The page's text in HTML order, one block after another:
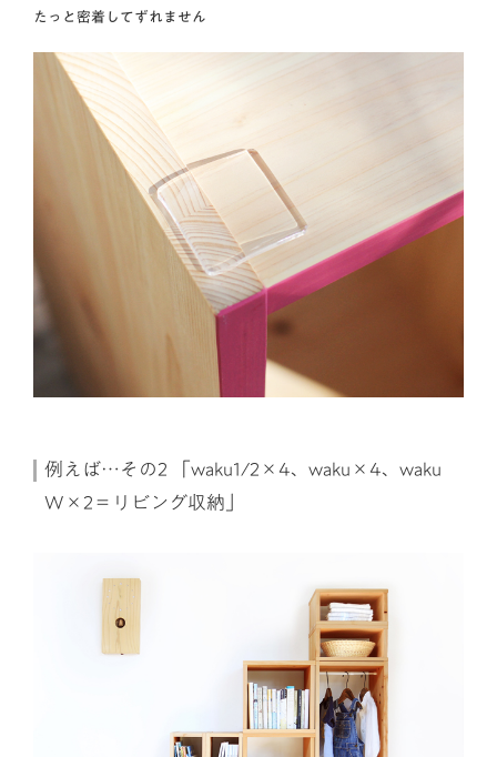
たっと密着してずれません
例えば…その2 「waku1/2×4、waku×4、waku
W×2＝リビング収納」